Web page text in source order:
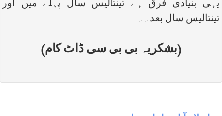
یہی بنیادی فرق ہے تینتالیس سال پہلے میں اور
تینتالیس سال بعد۔۔
(بشکریہ بی بی سی ڈاٹ کام)